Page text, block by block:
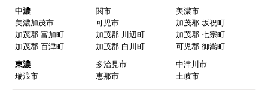
マークレさん
2025年10月10日 21:04
欲しい商品をスムーズに注文できましたか？
中濃
関市
美濃市
美濃加茂市
可児市
加茂郡 坂祝町
加茂郡 富加町
加茂郡 川辺町
加茂郡 七宗町
加茂郡 百津町
加茂郡 白川町
可児郡 御嵩町
東濃
多治見市
中津川市
瑞浪市
恵那市 土岐市